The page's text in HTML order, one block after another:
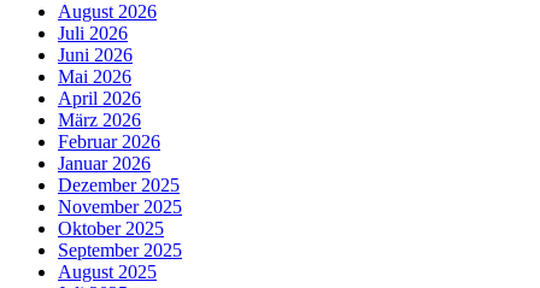
August 2026
Juli 2026
Juni 2026
Mai 2026
April 2026
März 2026
Februar 2026
Januar 2026
Dezember 2025
November 2025
Oktober 2025
September 2025
August 2025